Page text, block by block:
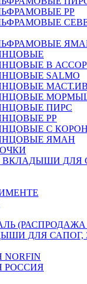
РР
В
SALMO
МАСТ.ИВ
ПИРС
РР
С
ЯМАН
ВКЛАДЫШИ ДЛЯ
(РАСПРОДАЖА
ДЛЯ САПОГ,
РОССИЯ